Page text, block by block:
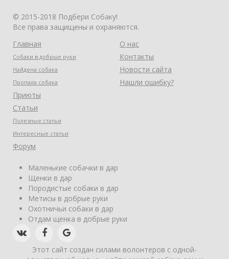
© 2015-2018 Подбери Собаку!
Все права защищены и охраняются.
Главная
Собаки в добрые руки
Найдена собака
Пропала собака
Приюты
Статьи
Полезные статьи
Интересные статьи
Форум
О нас
Контакты
Новости сайта
Нашли ошибку?
Маленькие собачки в дар
Щенки в дар
Породистые собаки в дар
Метисы в добрые руки
Охотничьи собаки в дар
Отдам щенка в добрые руки
Этот сайт создан силами волонтеров с одной-